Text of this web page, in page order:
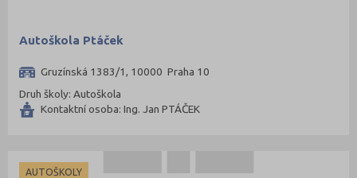
Autoškola Ptáček
Gruzínská 1383/1, 10000 Praha 10
Druh školy: Autoškola
Kontaktní osoba: Ing. Jan PTÁČEK
AUTOŠKOLY